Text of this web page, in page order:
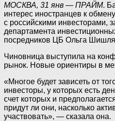
МОСКВА, 31 янв — ПРАЙМ.
интерес иностранцев к
с российскими инвесторами,
департамента
посредников ЦБ Ольга
Чиновница выступила на
рынок. Новые ориентиры в
«Многое будет зависеть от
инвесторы, у которых есть
счет которых и
придут ли они, насколько
участвовать», — сказала она.